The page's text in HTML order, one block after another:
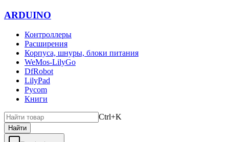
ARDUINO
Контроллеры
Расширения
Корпуса, шнуры, блоки питания
WeMos-LilyGo
DfRobot
LilyPad
Pycom
Книги
Ctrl+K
Найти